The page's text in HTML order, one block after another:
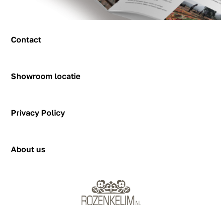
Contact
Showroom locatie
Figeehal 2
2031 BJ Haarlem
Privacy Policy
About us